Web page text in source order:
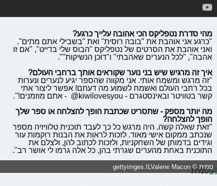
מהי סדרת נטפליקס הכי אהובה עלייך כרגע?
"כרגע אני אוהבת את "בובה רוסית" ואת "בשבילי אתם מתים".
ואני אוהבת את הסרטים של נטפליקס "הבוס שלי בדייט", "אם זו
אהבה", "לכל הנערים שאהבתי" ו"דוכן הנשיקות"".
איך זה מרגיש שיש בני נוער שקוראים אותך ברחבי העולם?
"זה מרגש ומשמח אותי. אני מקווה שהספר יגיע לנערים ונערות
בכל רחבי העולם ואשמח לשמוע מה דעתם! אפשר ליצור אתי
קשר בטוויטר ובאינסטגרם - kiwilovesyou@ - אתם מוזמנים!".
מה יותר מספק - שתסריט שכתבת הופך להצלחה או ספר שלך
הופך להצלחה?
"זאת שאלה קשה. היה מרגש כל כך לעבד תוכנית טלוויזיה מספר
שנכתב ממקום אישי מאוד. לזכות לראות את הבנות רוקמות עור
וגידים בדמותן של השחקניות, ולזכות לכתוב להן, ולצלם את
התוכנית באחת מהערים שגרתי בהן, כל אלה גרמו לי אושר רב".
סמית © gettyimges.ILValerie Macon